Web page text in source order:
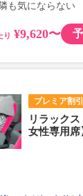
も気にならない
¥9,620〜
プレミア割引
リラックス
女性専用席